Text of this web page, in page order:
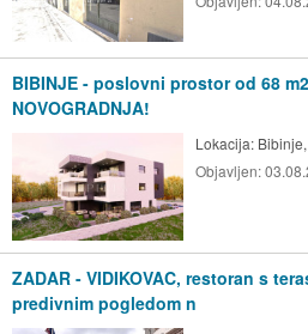
BIBINJE - poslovni prostor od 68
NOVOGRADNJA!
Lokacija:
Objavljen:
ZADAR - VIDIKOVAC, restoran s
predivnim pogledom n